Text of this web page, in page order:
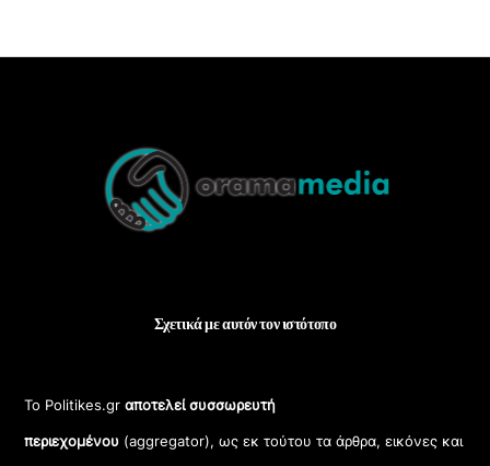
Top
Σχετικά με αυτόν τον ιστότοπο
Το Politikes.grαποτελεί συσσωρευτή
περιεχομένου (aggregator), ως εκ τούτου τα άρθρα, εικόνες και